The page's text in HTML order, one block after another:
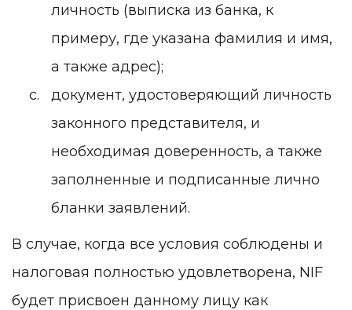
личность (выписка из банка, к
примеру, где указана фамилия и имя,
а также адрес);
документ, удостоверяющий личность
законного представителя, и
необходимая доверенность, а также
заполненные и подписанные лично
бланки заявлений.
В случае, когда все условия соблюдены и
налоговая полностью удовлетворена, NIF
будет присвоен данному лицу как